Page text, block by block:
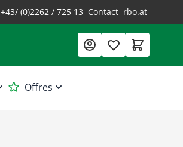
+43/ (0)2262 / 725 13 Contact rbo.at
Offres